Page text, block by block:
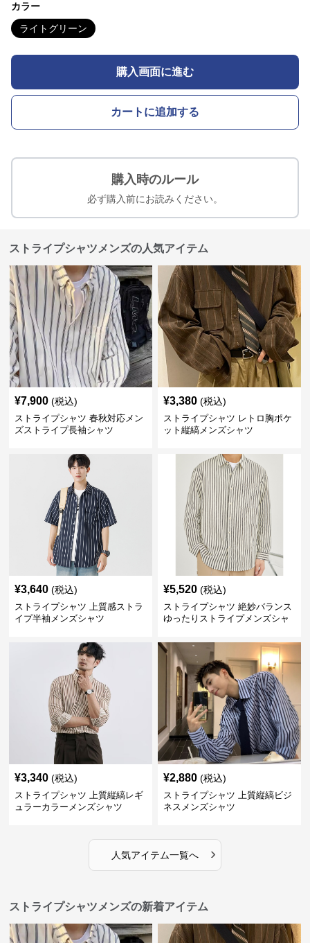
カラー
ライトグリーン
購入画面に進む
カートに追加する
購入時のルール
必ず購入前にお読みください。
ストライプシャツメンズの人気アイテム
¥7,900 (税込)
ストライプシャツ 春秋対応メン
ズストライプ長袖シャツ
¥3,380 (税込)
ストライプシャツ レトロ胸ポケ
ット縦縞メンズシャツ
¥3,640 (税込)
ストライプシャツ 上質感ストラ
イプ半袖メンズシャツ
¥5,520 (税込)
ストライプシャツ 絶妙バランス
ゆったりストライプメンズシャ
¥3,340 (税込)
ストライプシャツ 上質縦縞レギ
ュラーカラーメンズシャツ
¥2,880 (税込)
ストライプシャツ 上質縦縞ビジ
ネスメンズシャツ
人気アイテム一覧へ ›
ストライプシャツメンズの新着アイテム